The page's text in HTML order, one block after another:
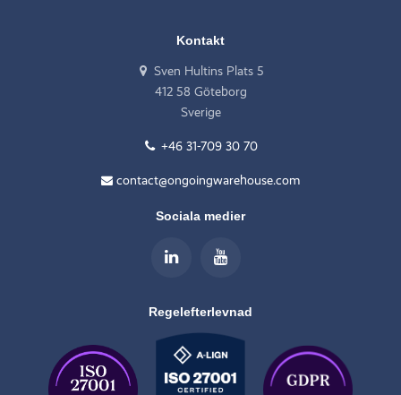
Kontakt
Sven Hultins Plats 5
412 58 Göteborg
Sverige
+46 31-709 30 70
contact@ongoingwarehouse.com
Sociala medier
Regelefterlevnad